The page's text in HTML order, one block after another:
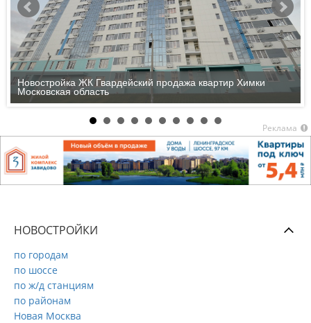
Новостройка ЖК Гвардейский продажа квартир Химки
Московская область
Реклама
НОВОСТРОЙКИ
по городам
по шоссе
по ж/д станциям
по районам
Новая Москва